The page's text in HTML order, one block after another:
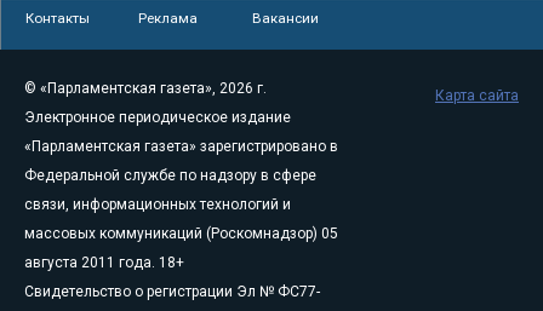
Контакты Реклама Вакансии
© «Парламентская газета», 2026 г.
Электронное периодическое издание
«Парламентская газета» зарегистрировано в
Федеральной службе по надзору в сфере
связи, информационных технологий и
массовых коммуникаций (Роскомнадзор) 05
августа 2011 года. 18+
Свидетельство о регистрации Эл № ФС77-
Карта сайта